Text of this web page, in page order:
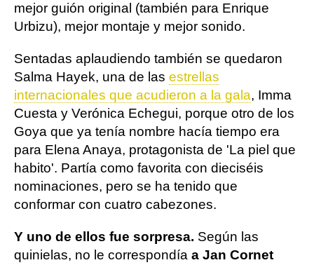
mejor guión original (también para Enrique
Urbizu), mejor montaje y mejor sonido.
Sentadas aplaudiendo también se quedaron
Salma Hayek, una de las estrellas
internacionales que acudieron a la gala, Imma
Cuesta y Verónica Echegui, porque otro de los
Goya que ya tenía nombre hacía tiempo era
para Elena Anaya, protagonista de 'La piel que
habito'. Partía como favorita con dieciséis
nominaciones, pero se ha tenido que
conformar con cuatro cabezones.
Y uno de ellos fue sorpresa. Según las
quinielas, no le correspondía a Jan Cornet